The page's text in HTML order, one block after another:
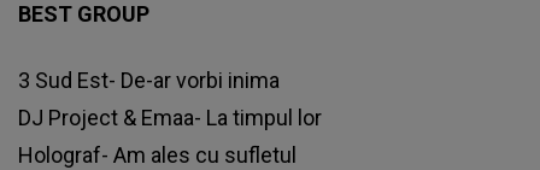
BEST GROUP
3 Sud Est- De-ar vorbi inima
DJ Project & Emaa- La timpul lor
Holograf- Am ales cu sufletul